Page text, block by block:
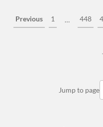
Previous 1 … 448
Jump to page